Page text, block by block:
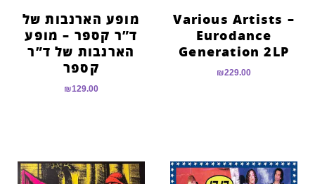
Various Artists –
Eurodance
Generation 2LP
₪229.00
מופע הארנבות של
ד”ר קספר – מופע
הארנבות של ד”ר
קספר
₪129.00